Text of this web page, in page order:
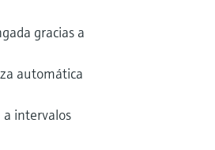
gracias a
automática
a intervalos